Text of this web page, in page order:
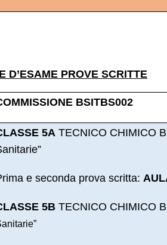
D’ESAME PROVE SCRITTE
BSITBS002
5A TECNICO CHIMICO
e seconda prova scritta:
5BTECNICO CHIMICO